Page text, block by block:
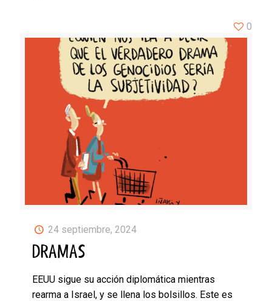
24 septiembre, 2024
DRAMAS
EEUU sigue su acción diplomática mientras
rearma a Israel, y se llena los bolsillos. Este es
0